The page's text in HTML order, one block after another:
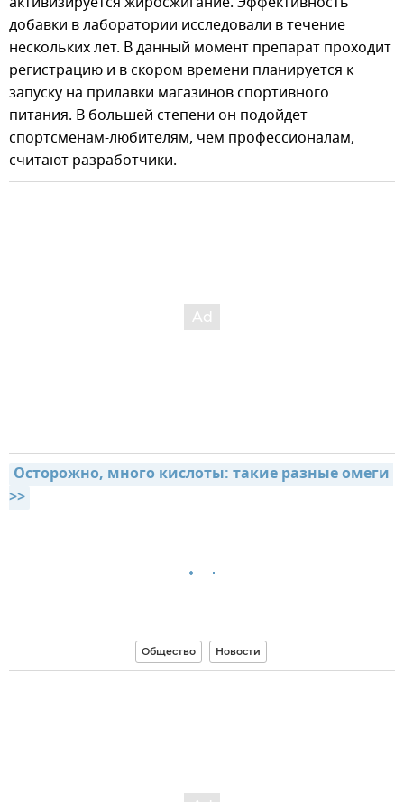
добавки в лаборатории исследовали в течение
нескольких лет. В данный момент препарат проходит
регистрацию и в скором времени планируется к
запуску на прилавки магазинов спортивного
питания. В большей степени он подойдет
спортсменам-любителям, чем профессионалам,
считают разработчики.
Осторожно, много кислоты: такие разные омеги
>>
Общество Новости